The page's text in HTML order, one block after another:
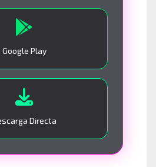
Google Play
Directa